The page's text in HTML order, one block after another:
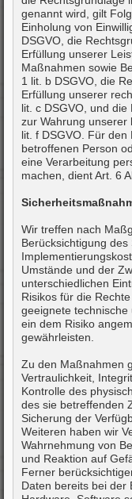
genannt wird, gilt
Einholung von
DSGVO, die
Erfüllung unserer
Maßnahmen sowie
1 lit. b DSGVO, die
Erfüllung unserer
lit. c DSGVO, und
zur Wahrung unserer
lit. f DSGVO. Für
betroffenen Person
eine Verarbeitung
machen, dient Art. 6
Wir treffen nach
Berücksichtigung
Umstände und der
unterschiedlichen
Risikos für die
geeignete
ein dem Risiko
gewährleisten.
Zu den Maßnahmen
Vertraulichkeit,
Kontrolle des
des sie betreffenden
Sicherung der
Weiteren haben wir
Wahrnehmung von
und Reaktion auf
Ferner
Daten bereits bei der